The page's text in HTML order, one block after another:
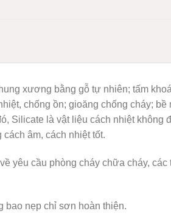
xương bằng gỗ tự nhiên; tấm
chống ồn; gioăng chống cháy;
Silicate là vật liệu cách nhiệt không
âm, cách nhiệt tốt.
yêu cầu phòng cháy chữa cháy,
bao nẹp chỉ sơn hoàn thiện.